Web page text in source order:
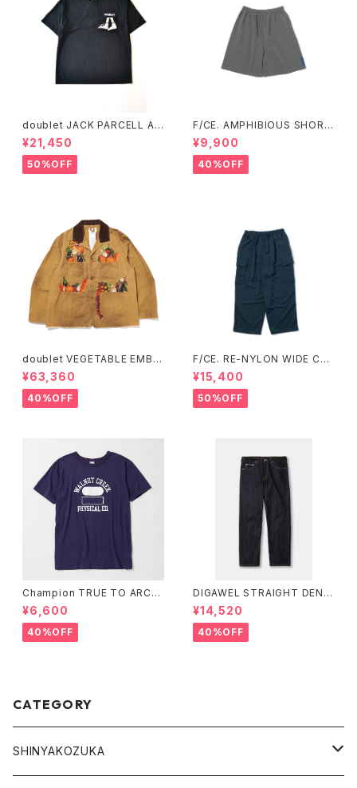
doublet JACK PARCELL AL
L STAR EMBROIDERY T-SH
IRT
¥21,450
50%OFF
F/CE. AMPHIBIOUS SHORT
S (Gray、Black)
¥9,900
40%OFF
doublet VEGETABLE EMBR
OIDERY WORK JACKET
¥63,360
40%OFF
F/CE. RE-NYLON WIDE CAR
GO TROUSERS
¥15,400
50%OFF
Champion TRUE TO ARCHI
VES ショートスリーブTシャツ
¥6,600
40%OFF
DIGAWEL STRAIGHT DENI
M PANTS
¥14,520
40%OFF
CATEGORY
SHINYAKOZUKA